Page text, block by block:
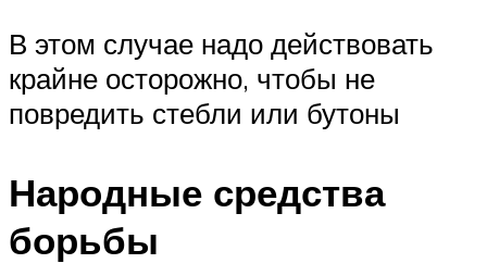
В этом случае надо действовать
крайне осторожно, чтобы не
повредить стебли или бутоны
Народные средства
борьбы